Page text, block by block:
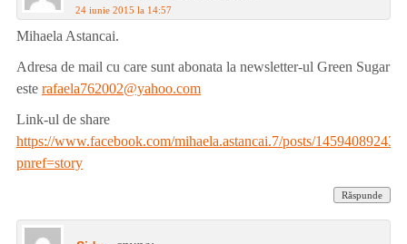
24 iunie 2015 la 14:57
Mihaela Astancai.
Adresa de mail cu care sunt abonata la newsletter-ul Green Sugar
este rafaela762002@yahoo.com
Link-ul de share
https://www.facebook.com/mihaela.astancai.7/posts/
pnref=story
Răspunde